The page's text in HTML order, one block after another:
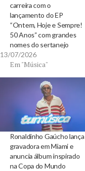
carreira com o
lançamento do EP
“Ontem, Hoje e Sempre!
50 Anos” com grandes
nomes do sertanejo
13/07/2026
Em "Música"
Ronaldinho Gaúcho lança
gravadora em Miami e
anuncia álbum inspirado
na Copa do Mundo